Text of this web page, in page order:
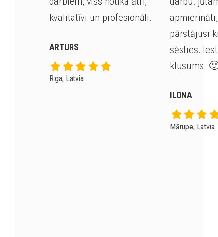
kvalitatīvi un profesionāli.
ARTURS
Riga, Latvia
pārstājusi
sēsties.
klusums.
ILONA
Mārupe, Latvia